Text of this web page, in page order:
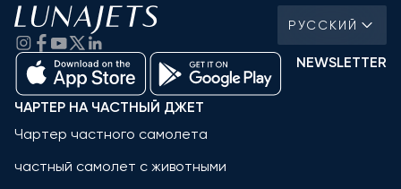
РУССКИЙ
NEWSLETTER
ЧАРТЕР НА ЧАСТНЫЙ ДЖЕТ
Чартер частного самолета
частный самолет с животными